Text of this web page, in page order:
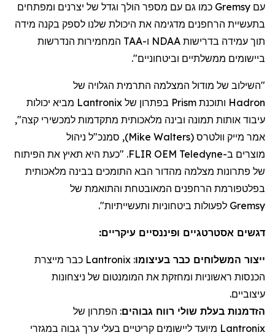
עם Gremsy כמו גם עם מספר הולך וגדל של יצרנים ומפתחים
בתעשיית הרחפנים מדגימה את היכולת שלנו לספק בקנה מידה
תוך עמידה בדרישות NDAA ו-TAA המחמירות הנדרשות
ביישומים ממשלתיים וביטחוניים".
"השילוב של מודול המצלמה התרמית הגלויה של
Hadron ותוכנת Prism בפתרון של Lantronix מביא יכולות
עיבוד אותות תמונה ובינה מלאכותית מתקדמות למכשירי קצה",
אמר מייק וולטרס (
Mike Walters
), סמנכ"ל ניהול
מוצרים ב-Teledyne
FLIR OEM. "כעת היא תאיץ את הפיתוח
של פתרונות מצלמה מהדור הבא התומכים בבינה מלאכותית
בפלטפורמת הרחפנים המאובטחת והתואמת של
Gremsy לפעולות ביטחוניות ותעשייתיות".
דגשים אסטרטגיים ופיננסיים עיקריים:
ייצור המשלוחים כבר בעיצומו:
Lantronix כבר מייצרת
הכנסות ראשוניות ומחזקת את המומנטום של ניצחונות
עיצוביים.
הזדמנות בעלת שולי רווח גבוהים: הפתרון של
Lantronix מיועד ליישומים קריטיים בעלי ערך גבוה במגזרי